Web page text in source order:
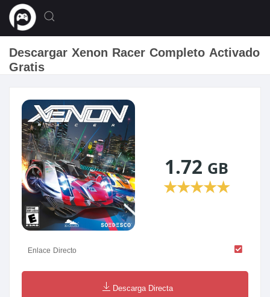
Descargar Xenon Racer Completo Activado
Gratis
1.72 GB
★★★★★
Enlace Directo
Descarga Directa